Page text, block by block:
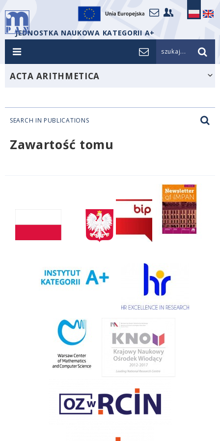
JEDNOSTKA NAUKOWA KATEGORII A+
szukaj...
ACTA ARITHMETICA
SEARCH IN PUBLICATIONS
Zawartość tomu